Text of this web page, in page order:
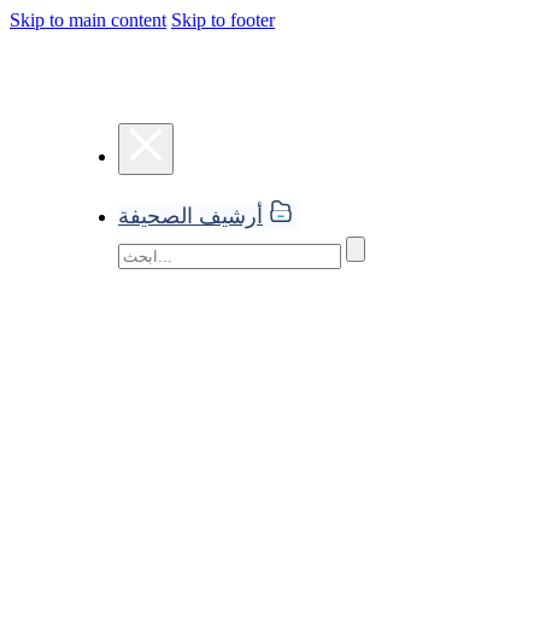
Skip to main content Skip to footer
أرشيف الصحيفة